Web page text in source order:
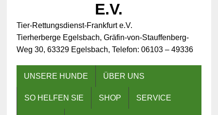
E.V.
Tier-Rettungsdienst-Frankfurt e.V.
Tierherberge Egelsbach, Gräfin-von-Stauffenberg-
Weg 30, 63329 Egelsbach, Telefon: 06103 – 49336
UNSERE HUNDE ÜBER UNS
SO HELFEN SIE SHOP SERVICE